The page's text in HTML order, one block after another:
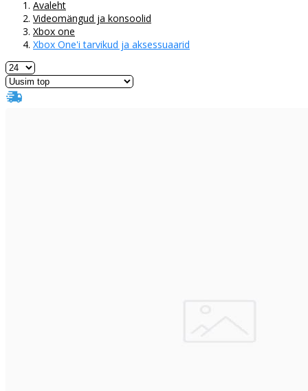
Avaleht
Videomängud ja konsoolid
Xbox one
Xbox One'i tarvikud ja aksessuaarid